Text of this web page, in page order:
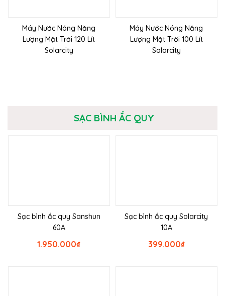
Máy Nước Nóng Năng
Lượng Mặt Trời 120 Lít
Solarcity
Máy Nước Nóng Năng
Lượng Mặt Trời 100 Lít
Solarcity
SẠC BÌNH ẮC QUY
Sạc bình ắc quy Sanshun
60A
₫
1.950.000
Sạc bình ắc quy Solarcity
10A
₫
399.000